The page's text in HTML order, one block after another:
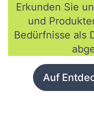
Erkunden Sie
und
Bedürfnisse als
Auf